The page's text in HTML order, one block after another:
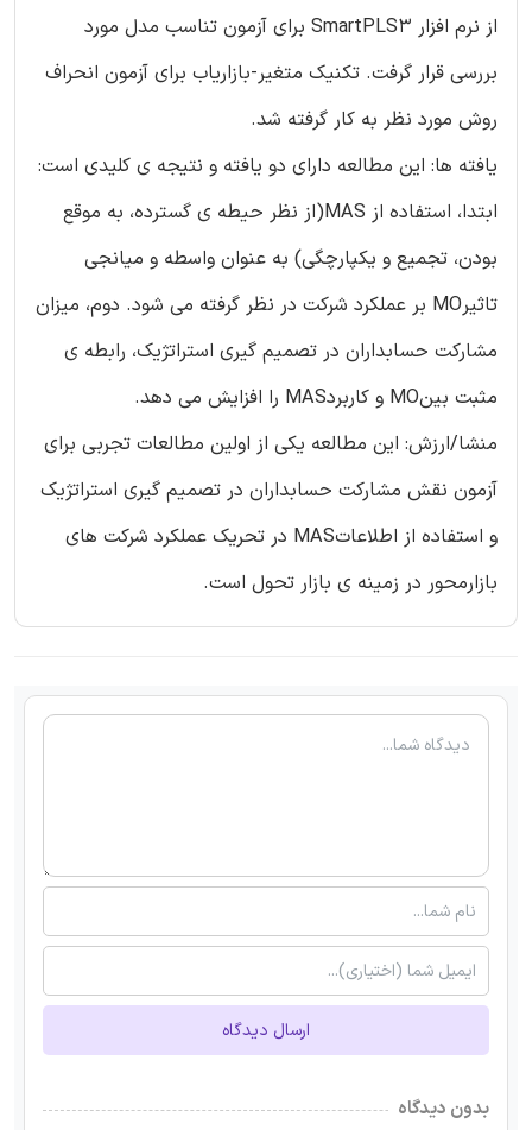
از نرم افزار SmartPLS3 برای آزمون تناسب مدل مورد
بررسی قرار گرفت. تکنیک متغیر-بازاریاب برای آزمون انحراف
روش مورد نظر به کار گرفته شد.
یافته ها: این مطالعه دارای دو یافته و نتیجه ی کلیدی است:
ابتدا، استفاده از MAS(از نظر حیطه ی گسترده، به موقع
بودن، تجمیع و یکپارچگی) به عنوان واسطه و میانجی
تاثیرMO بر عملکرد شرکت در نظر گرفته می شود. دوم، میزان
مشارکت حسابداران در تصمیم گیری استراتژیک، رابطه ی
مثبت بینMO و کاربردMAS را افزایش می دهد.
منشا/ارزش: این مطالعه یکی از اولین مطالعات تجربی برای
آزمون نقش مشارکت حسابداران در تصمیم گیری استراتژیک
و استفاده از اطلاعاتMAS در تحریک عملکرد شرکت های
بازارمحور در زمینه ی بازار تحول است.
ارسال دیدگاه
بدون دیدگاه